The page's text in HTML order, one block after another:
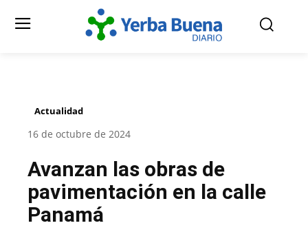
Actualidad
16 de octubre de 2024
Avanzan las obras de
pavimentación en la calle
Panamá